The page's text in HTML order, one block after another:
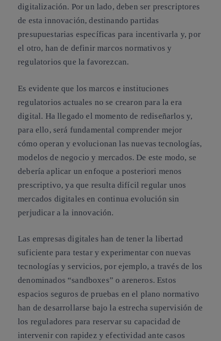
digitalización. Por un lado, deben ser prescriptores
de esta innovación, destinando partidas
presupuestarias específicas para incentivarla y, por
el otro, han de definir marcos normativos y
regulatorios que la favorezcan.
Es evidente que los marcos e instituciones
regulatorios actuales no se crearon para la era
digital. Ha llegado el momento de rediseñarlos y,
para ello, será fundamental comprender mejor
cómo operan y evolucionan las nuevas tecnologías,
modelos de negocio y mercados. De este modo, se
debería aplicar un enfoque a posteriori menos
prescriptivo, ya que resulta difícil regular unos
mercados digitales en continua evolución sin
perjudicar a la innovación.
Las empresas digitales han de tener la libertad
suficiente para testar y experimentar con nuevas
tecnologías y servicios, por ejemplo, a través de los
denominados “sandboxes” o areneros. Estos
espacios seguros de pruebas en el plano normativo
han de desarrollarse bajo la estrecha supervisión de
los reguladores para reservar su capacidad de
intervenir con rapidez y efectividad ante casos